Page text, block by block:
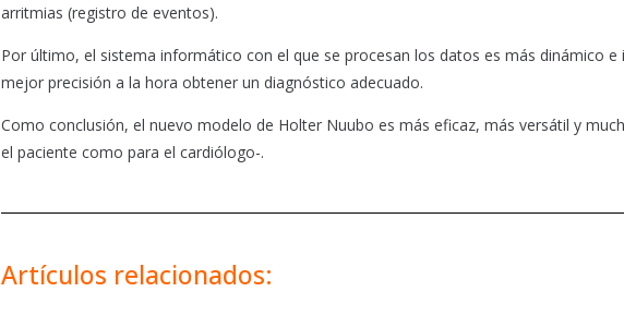
arritmias (registro de eventos).
Por último, el sistema informático con el que se procesan los datos es más dinámico
mejor precisión a la hora obtener un diagnóstico adecuado.
Como conclusión, el nuevo modelo de Holter Nuubo es más eficaz, más versátil y
el paciente como para el cardiólogo-.
Artículos relacionados: